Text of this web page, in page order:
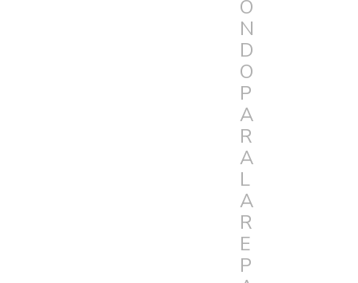
O
N
D
O
P
A
R
A
L
A
R
E
P